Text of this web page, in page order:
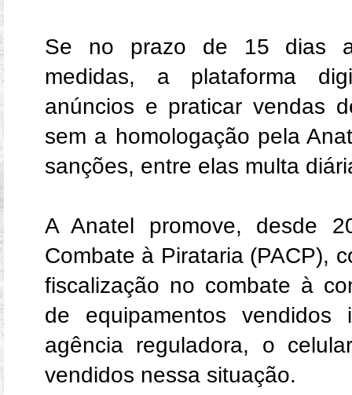
Se no prazo de 15 dias
medidas, a plataforma
anúncios e praticar vendas
sem a homologação pela
sanções, entre elas multa
A Anatel promove, desde
Combate à Pirataria (PACP),
fiscalização no combate à
de equipamentos vendidos
agência reguladora, o
vendidos nessa situação.